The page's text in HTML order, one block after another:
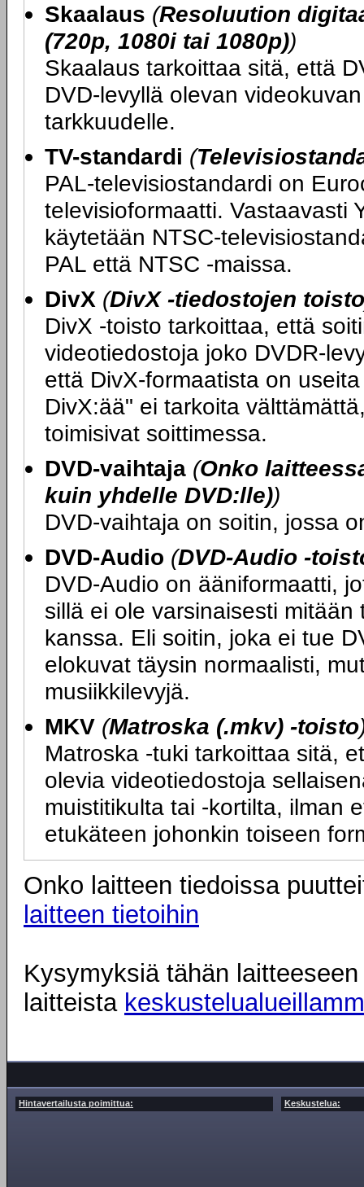
Skaalaus (Resoluution
(720p, 1080i tai 1080p))
Skaalaus tarkoittaa sitä, että
DVD-levyllä olevan
tarkkuudelle.
TV-standardi (
PAL-televisiostandardi on
televisioformaatti. Vastaavasti
käytetään NTSC-
PAL että NTSC -maissa.
DivX (DivX -tiedostojen toisto
DivX -toisto tarkoittaa, että
videotiedostoja joko DVDR-
että DivX-formaatista on
DivX:ää" ei tarkoita
toimisivat soittimessa.
DVD-vaihtaja (Onko
kuin yhdelle DVD:lle))
DVD-vaihtaja on soitin, jossa
DVD-Audio (DVD-Audio -
DVD-Audio on ääniformaatti,
sillä ei ole varsinaisesti
kanssa. Eli soitin, joka ei tue
elokuvat täysin normaalisti,
musiikkilevyjä.
MKV (Matroska (.mkv) -toisto
Matroska -tuki tarkoittaa sitä,
olevia videotiedostoja
muistitikulta tai -kortilta, ilman
etukäteen johonkin toiseen
Onko laitteen tiedoissa
laitteen tietoihin
Kysymyksiä tähän
laitteista
Hintavertailusta poimittua: Keskustelua: